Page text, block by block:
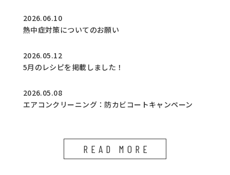
2026.06.10
熱中症対策についてのお願い
2026.05.12
5月のレシピを掲載しました！
2026.05.08
エアコンクリーニング：防カビコートキャンペーン
READ MORE